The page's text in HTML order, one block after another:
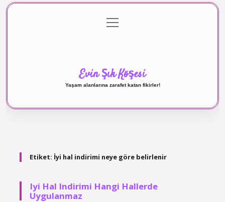
Gizlilik Politikası
menüyü
aç
Evin Şık Köşesi
Yaşam alanlarına zarafet katan fikirler!
Etiket: İyi hal indirimi neye göre belirlenir
Iyi Hal Indirimi Hangi Hallerde
Uygulanmaz